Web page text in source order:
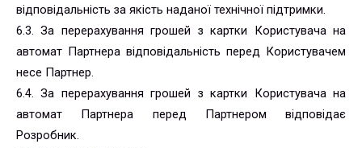
відповідальність за якість наданої технічної підтримки.
6.3. За перерахування грошей з картки Користувача на
автомат Партнера відповідальність перед Користувачем
несе Партнер.
6.4. За перерахування грошей з картки Користувача на
автомат Партнера перед Партнером відповідає
Розробник.